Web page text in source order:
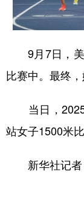
陕西
多语种频道
English
Русский
Deutsch
9月7日，美
比赛中。最终，
当日，2025
站女子1500米
新华社记者